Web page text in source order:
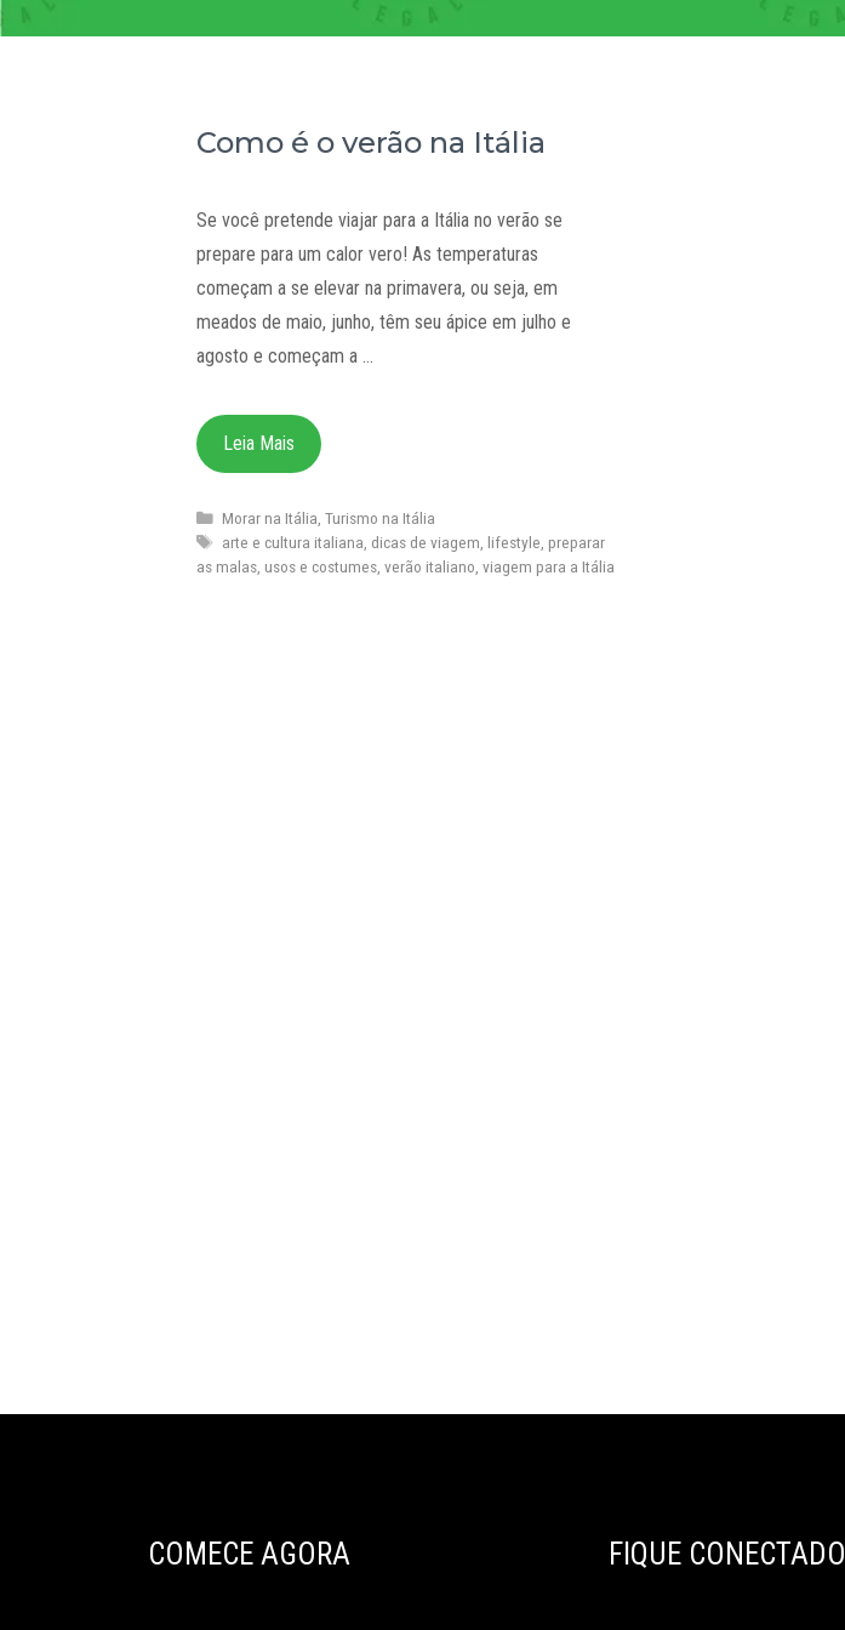
Como é o verão na Itália
Se você pretende viajar para a Itália no verão se
prepare para um calor vero! As temperaturas
começam a se elevar na primavera, ou seja, em
meados de maio, junho, têm seu ápice em julho e
agosto e começam a …
Leia Mais
Categorias
Morar na Itália ,Turismo na Itália
Tags
arte e cultura italiana dicas de viagem lifestyle preparar
as malas usos e costumes verão italiano viagem para a Itália
COMECE AGORA FIQUE CONECTADO